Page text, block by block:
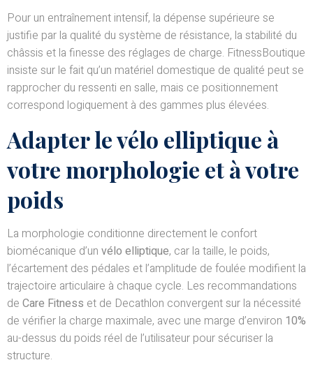
Pour un entraînement intensif, la dépense supérieure se
justifie par la qualité du système de résistance, la stabilité du
châssis et la finesse des réglages de charge. FitnessBoutique
insiste sur le fait qu’un matériel domestique de qualité peut se
rapprocher du ressenti en salle, mais ce positionnement
correspond logiquement à des gammes plus élevées.
Adapter le vélo elliptique à
votre morphologie et à votre
poids
La morphologie conditionne directement le confort
biomécanique d’un vélo elliptique, car la taille, le poids,
l’écartement des pédales et l’amplitude de foulée modifient la
trajectoire articulaire à chaque cycle. Les recommandations
de Care Fitness et de Decathlon convergent sur la nécessité
de vérifier la charge maximale, avec une marge d’environ 10%
au-dessus du poids réel de l’utilisateur pour sécuriser la
structure.